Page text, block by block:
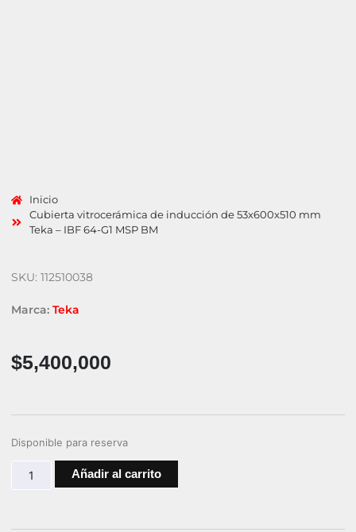
Inicio
Cubierta vitrocerámica de inducción de 53x600x510 mm
Teka – IBF 64-G1 MSP BM
SKU: 112510038
Marca: Teka
$5,400,000
Disponible para reserva
Añadir al carrito